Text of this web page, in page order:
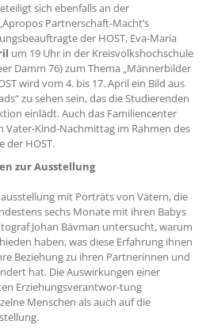
sich ebenfalls an der
Partnerschaft-Macht’s
der HOST, Eva-Maria
um 19 Uhr in der Kreisvolkshochschule
Damm 76) zum Thema „Männerbilder
wird vom 4. bis 17. April ein Bild aus
zu sehen sein, das die Studierenden
einlädt. Auch das Familiencenter
Vater-Kind-Nachmittag im Rahmen des
der HOST.
zur Ausstellung
mit Porträts von Vätern, die
sechs Monate mit ihren Babys
Johan Bävman untersucht, warum
haben, was diese Erfahrung ihnen
Beziehung zu ihren Partnerinnen und
hat. Die Auswirkungen einer
Erziehungsverantwor-tung
Menschen als auch auf die